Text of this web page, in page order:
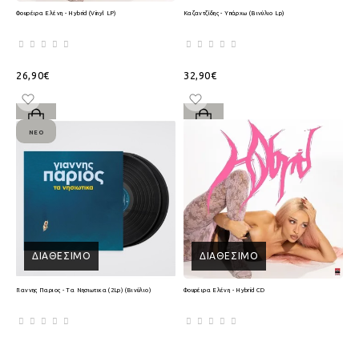
Φουρέιρα Ελένη - Hybrid (Vinyl LP)
26,90€
Καζαντζίδης - Υπάρχω (Βινύλιο Lp)
32,90€
ΔΙΑΘΈΣΙΜΟ
ΝΈΟ
Γιαννης Παριος - Τα Νησιωτικα (2Lp) (Βινύλιο)
ΔΙΑΘΈΣΙΜΟ
Φουρέιρα Ελένη - Hybrid CD